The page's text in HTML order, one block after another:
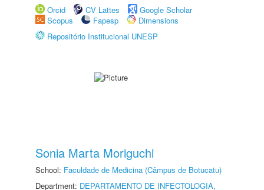
Orcid
CV Lattes
Google Scholar
Scopus
Fapesp
Dimensions
Repositório Institucional UNESP
Sonia Marta Moriguchi
School: Faculdade de Medicina (Câmpus de Botucatu)
Department: DEPARTAMENTO DE INFECTOLOGIA,